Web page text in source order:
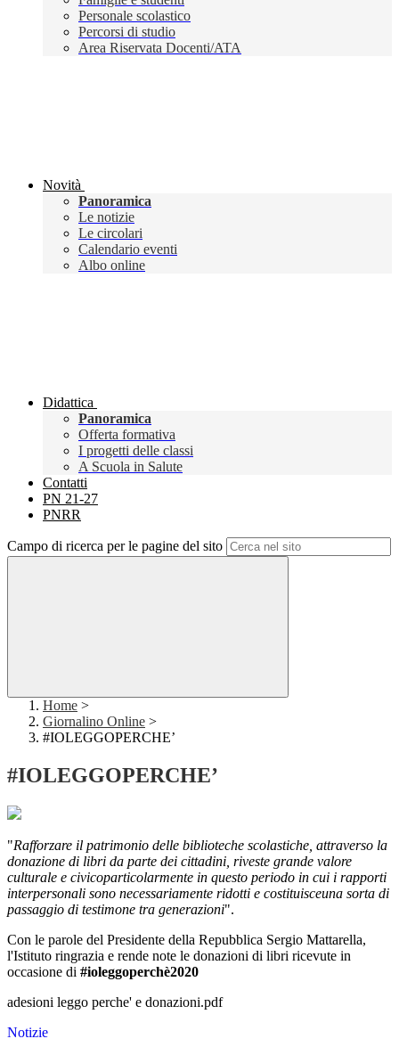
Personale scolastico
Percorsi di studio
Area Riservata Docenti/ATA
Novità
Panoramica
Le notizie
Le circolari
Calendario eventi
Albo online
Didattica
Panoramica
Offerta formativa
I progetti delle classi
A Scuola in Salute
Contatti
PN 21-27
PNRR
Campo di ricerca per le pagine del sito
Home >
Giornalino Online >
#IOLEGGOPERCHE’
#IOLEGGOPERCHE’
"Rafforzare il patrimonio delle biblioteche scolastiche, attraverso la
donazione di libri da parte dei cittadini, riveste grande valore
culturale e civicoparticolarmente in questo periodo in cui i rapporti
interpersonali sono necessariamente ridotti e costituisceuna sorta di
passaggio di testimone tra generazioni".
Con le parole del Presidente della Repubblica Sergio Mattarella,
l'Istituto ringrazia e rende note le donazioni di libri ricevute in
occasione di #ioleggoperchè2020
adesioni leggo perche' e donazioni.pdf
Notizie